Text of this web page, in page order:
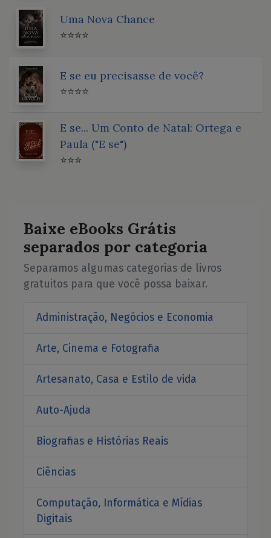
Uma Nova Chance
⭐⭐⭐⭐
E se eu precisasse de você?
⭐⭐⭐⭐
E se... Um Conto de Natal: Ortega e
Paula ("E se")
⭐⭐⭐
Baixe eBooks Grátis
separados por categoria
Separamos algumas categorias de livros
gratuitos para que você possa baixar.
Administração, Negócios e Economia
Arte, Cinema e Fotografia
Artesanato, Casa e Estilo de vida
Auto-Ajuda
Biografias e Histórias Reais
Ciências
Computação, Informática e Mídias
Digitais